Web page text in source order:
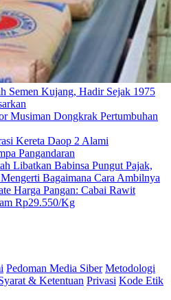
Semen Kujang, Hadir Sejak 1975
Musiman Dongkrak Pertumbuhan
Kereta Daop 2 Alami
Pangandaran
Libatkan Babinsa Pungut Pajak,
Bagaimana Cara Ambilnya
Harga Pangan: Cabai Rawit
Rp29.550/Kg
Pedoman Media Siber Metodologi
& Ketentuan Privasi Kode Etik